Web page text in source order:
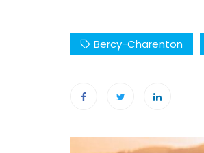
Bercy-Charenton
Navigation